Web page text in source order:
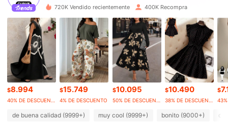
4,82 240K Seguidores
240K Seguidores
4,82 240K Seguidores
4,82 240K Seguidores
720K Vendido recientemente 400K Recompra
$8.994
40% DE DESCUENTO
$15.749
4% DE DESCUENTO
$10.095
50% DE DESCUENTO
$10.490
38% DE DESCUENTO
$
de buena calidad (9999+) muy cool (9999+) bonito (9000+)